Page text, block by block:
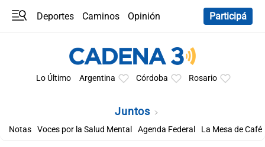
Deportes Caminos
Opinión
Participá
Lo Último Argentina Córdoba Rosario
Juntos
Notas Voces por la Salud Mental Agenda Federal La Mesa de Café